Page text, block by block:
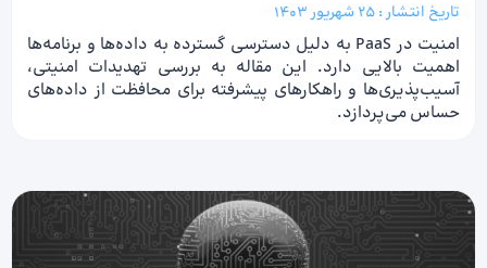
تاریخ انتشار : 25 شهریور 1403
امنیت در PaaS به دلیل دسترسی گسترده به داده‌ها و برنامه‌ها
اهمیت بالایی دارد. این مقاله به بررسی تهدیدات امنیتی،
آسیب‌پذیری‌ها و راهکارهای پیشرفته برای محافظت از داده‌های
حساس می‌پردازد.